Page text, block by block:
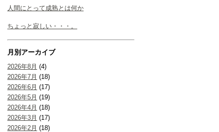
人間にとって成熟とは何か
ちょっと寂しい・・・。
月別アーカイブ
2026年8月 (4)
2026年7月 (18)
2026年6月 (17)
2026年5月 (19)
2026年4月 (18)
2026年3月 (17)
2026年2月 (18)